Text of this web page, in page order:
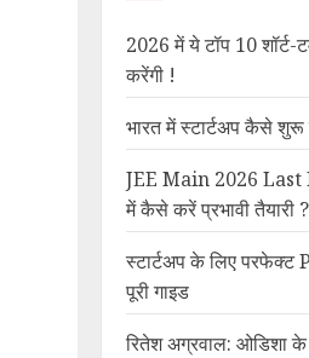
2026 में ये टॉप 10 शॉर्ट-
करेंगी !
भारत में स्टार्टअप कैसे
JEE Main 2026 Last
में कैसे करें प्रभावी तैयारी ?
स्टार्टअप के लिए
पूरी गाइड
रितेश अग्रवाल: ओडिशा